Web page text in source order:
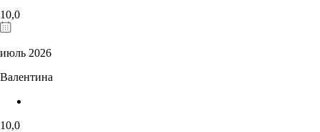
10,0
июль 2026
Валентина
10,0